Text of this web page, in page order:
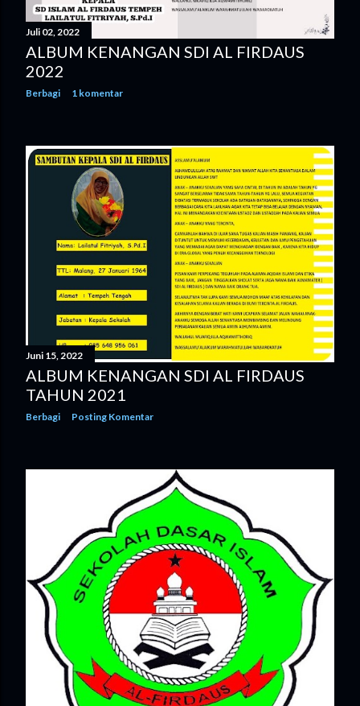
Juli 02, 2022
ALBUM KENANGAN SDI AL FIRDAUS
2022
Berbagi 1 komentar
Juni 15, 2022
ALBUM KENANGAN SDI AL FIRDAUS
TAHUN 2021
Berbagi Posting Komentar